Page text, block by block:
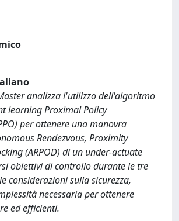
analizza l'utilizzo dell'algoritmo
learning Proximal Policy
per ottenere una manovra
Rendezvous, Proximity
(ARPOD) di un under-actuate
obiettivi di controllo durante le tre
considerazioni sulla sicurezza,
necessaria per ottenere
ed efficienti.